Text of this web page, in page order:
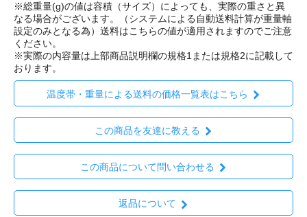
※総重量(g)の値は容積（サイズ）によっても、実際の重さと異
なる場合がございます。（システムによる自動送料計算が重量軸
設定のみとなる為）送料はこちらの値が適用されますのでご注意
ください。
※実際の内容量は上部商品説明欄の規格1または規格2に記載して
おります。
温度帯・重量による送料の価格一覧表はこちら
この商品を友達に教える
この商品について問い合わせる
返品について